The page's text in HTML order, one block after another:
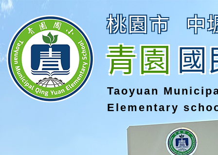
桃園市 中
青園國
Taoyuan
Elementary